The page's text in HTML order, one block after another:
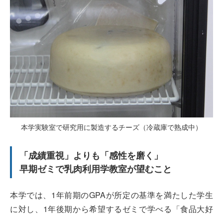
本学実験室で研究用に製造するチーズ（冷蔵庫で熟成中）
「成績重視」よりも「感性を磨く」
早期ゼミで乳肉利用学教室が望むこと
本学では、1年前期のGPAが所定の基準を満たした学生
に対し、1年後期から希望するゼミで学べる「食品大好